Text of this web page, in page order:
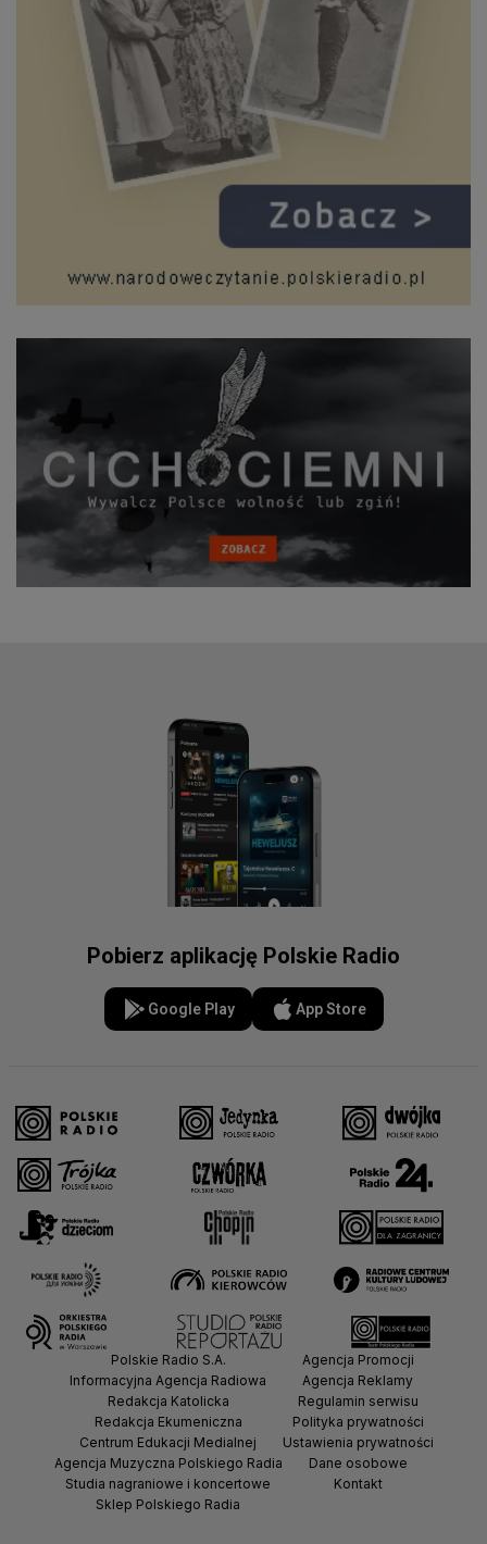
Pobierz aplikację Polskie Radio
Google Play App Store
Polskie Radio S.A.
Informacyjna Agencja Radiowa
Redakcja Katolicka
Redakcja Ekumeniczna
Centrum Edukacji Medialnej
Agencja Muzyczna Polskiego Radia
Studia nagraniowe i koncertowe
Sklep Polskiego Radia
Agencja Promocji
Agencja Reklamy
Regulamin serwisu
Polityka prywatności
Ustawienia prywatności
Dane osobowe
Kontakt